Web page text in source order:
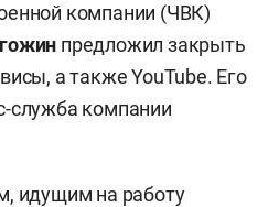
компании (ЧВК)
предложил закрыть
а также YouTube. Его
служба компании
идущим на работу